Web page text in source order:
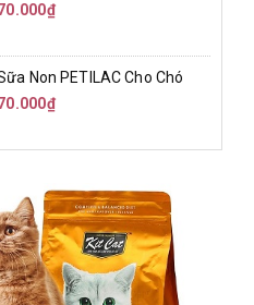
Non PETILAC Cho Chó